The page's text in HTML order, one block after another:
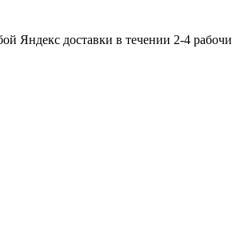
Яндекс доставки в течении 2-4